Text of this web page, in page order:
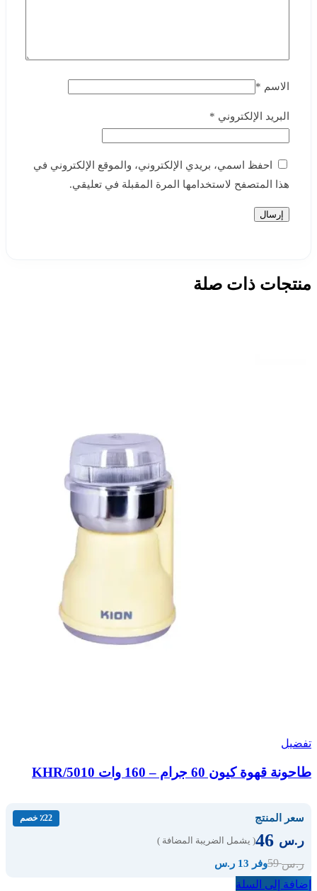
الاسم *
البريد الإلكتروني *
احفظ اسمي، بريدي الإلكتروني، والموقع الإلكتروني في
هذا المتصفح لاستخدامها المرة المقبلة في تعليقي.
منتجات ذات صلة
تفضيل
طاحونة قهوة كيون 60 جرام – 160 وات KHR/5010
سعر المنتج ٪22 خصم
ر.س ( يشمل الضريبة المضافة )
ر.س59 وفر 13 ر.س
إضافة إلى السلة